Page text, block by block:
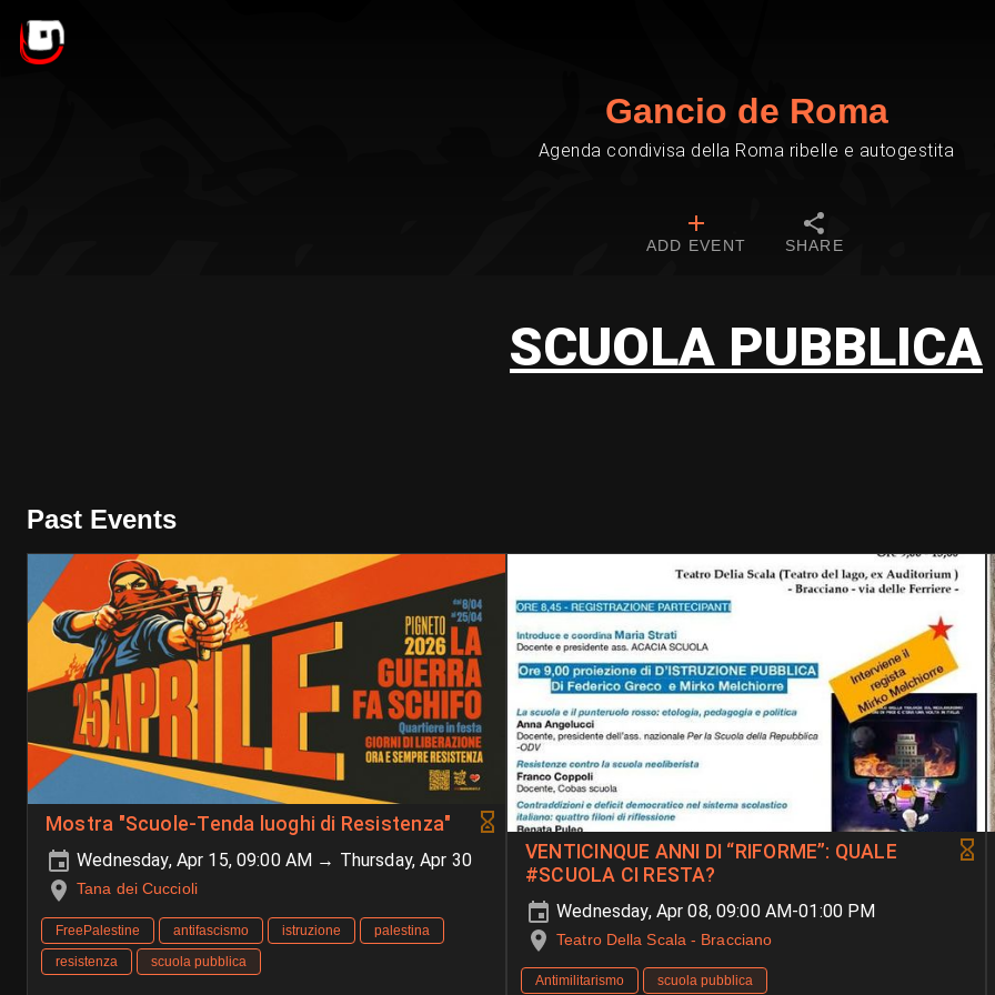
Gancio de Roma
Agenda condivisa della Roma ribelle e autogestita
ADD EVENT SHARE
SCUOLA PUBBLICA
Past Events
Mostra "Scuole-Tenda luoghi di Resistenza"
Wednesday, Apr 15, 09:00 AM → Thursday, Apr 30
Tana dei Cuccioli
FreePalestine antifascismo istruzione
palestina
resistenza
scuola pubblica
VENTICINQUE ANNI DI “RIFORME”: QUALE
#SCUOLA CI RESTA?
Wednesday, Apr 08, 09:00 AM-01:00 PM
Teatro Della Scala - Bracciano
Antimilitarismo scuola pubblica